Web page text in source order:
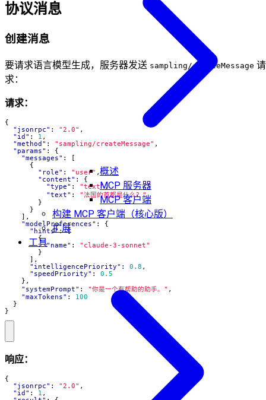
概述
MCP 服务器
MCP 客户端
构建 MCP 客户端（核心版）
扩展
工具
协议消息
创建消息
要请求语言模型生成，服务器发送 sampling/createMessage 请
求：
请求：
{
"jsonrpc" : "2.0" ,
"id" : 1 ,
"method" : "sampling/createMessage" ,
"params" :
{
"messages" :
[
{
"role" : "user" ,
"content" :
{
"type" : "text",
"text" :
"法国的首都是什么？"
}
}
],
"modelPreferences" :
{
"hints": [
{
"name" :
"claude-3-sonnet"
}
],
"intelligencePriority" : 0.8 ,
"speedPriority" :
0.5
},
"systemPrompt" : "你是一个有帮助的助手。" ,
"maxTokens" :
100
}
}
响应：
{
"jsonrpc" : "2.0" ,
"id" : 1 ,